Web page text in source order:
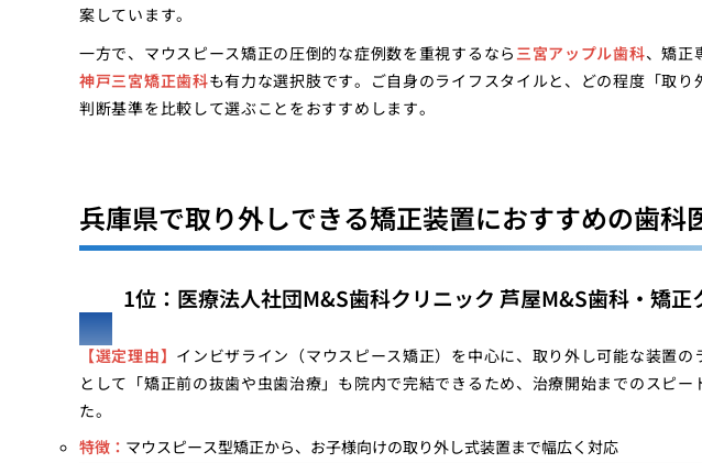
案しています。
一方で、マウスピース矯正の圧倒的な症例数を重視するなら三宮アップル歯科、矯正
神戸三宮矯正歯科も有力な選択肢です。ご自身のライフスタイルと、どの程度「取
判断基準を比較して選ぶことをおすすめします。
兵庫県で取り外しできる矯正装置におすすめの歯科
1位：医療法人社団M&S歯科クリニック 芦屋M&S歯科・矯正
【選定理由】 インビザライン（マウスピース矯正）を中心に、取り外し可能な装置
として「矯正前の抜歯や虫歯治療」も院内で完結できるため、治療開始までのスピ
た。
特徴： マウスピース型矯正から、お子様向けの取り外し式装置まで幅広く対応